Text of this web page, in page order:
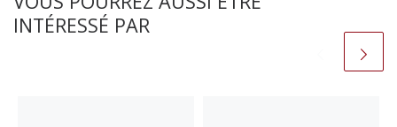
INTÉRESSÉ PAR